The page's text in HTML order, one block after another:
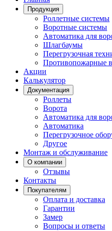
Продукция
Роллетные системы
Воротные системы
Автоматика для
Шлагбаумы
Перегрузочная
Противопожарные
Акции
Калькулятор
Документация
Роллеты
Ворота
Автоматика для
Автоматика
Перегрузочное
Другое
Монтаж и обслуживание
О компании
Отзывы
Контакты
Покупателям
Оплата и доставка
Гарантии
Замер
Вопросы и ответы